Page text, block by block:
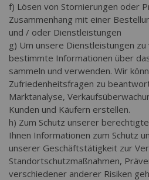
f) Lösen von Stornierungen oder
Zusammenhang mit einer
und / oder Dienstleistungen
g) Um unsere Dienstleistungen
bestimmte Informationen über
sammeln und verwenden. Wir
Zufriedenheitsfragen zu
Marktanalyse,
Kunden und Käufern erstellen.
h) Zum Schutz unserer
Ihnen Informationen zum Schutz
unserer Geschäftstätigkeit zur
Standortschutzmaßnahmen,
verschiedener anderer Risiken